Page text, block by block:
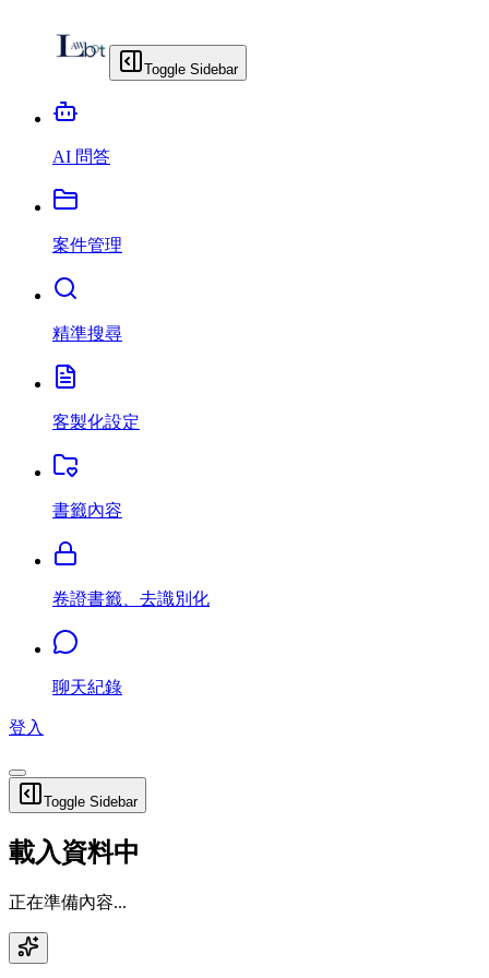
Toggle Sidebar
AI 問答
案件管理
精準搜尋
客製化設定
書籤內容
卷證書籤、去識別化
聊天紀錄
登入
Toggle Sidebar
載入資料中
正在準備內容...